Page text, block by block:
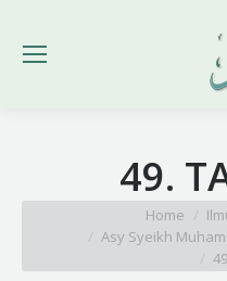
49.
Home
Asy Syeikh